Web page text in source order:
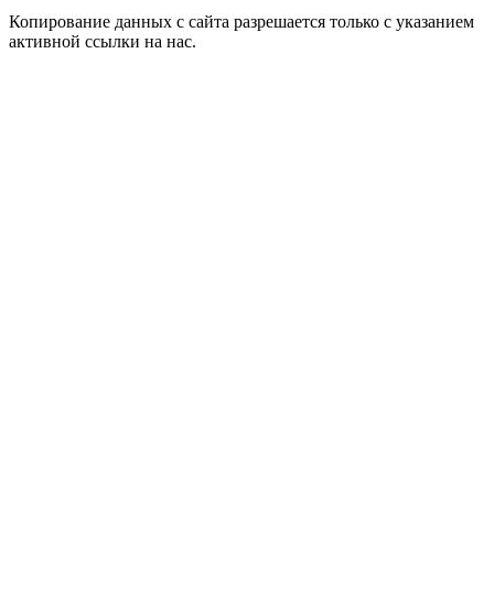
Копирование данных с сайта разрешается только с указанием
активной ссылки на нас.